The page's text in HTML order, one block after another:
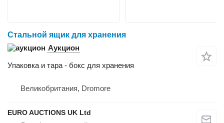
Стальной ящик для хранения
Аукцион
Упаковка и тара - бокс для хранения
Великобритания, Dromore
EURO AUCTIONS UK Ltd